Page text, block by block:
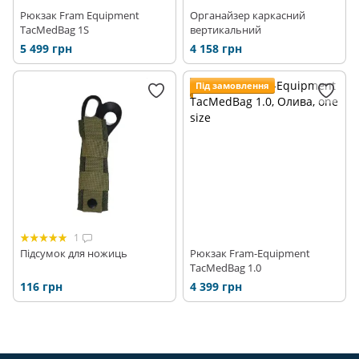
Рюкзак Fram Equipment
TacMedBag 1S
5 499 грн
Органайзер каркасний
вертикальний
4 158 грн
1
Підсумок для ножиць
116 грн
Під замовлення
Рюкзак Fram-Equipment
TacMedBag 1.0
4 399 грн